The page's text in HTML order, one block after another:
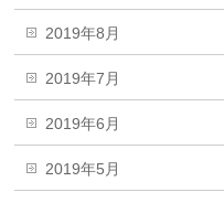
2019年8月
2019年7月
2019年6月
2019年5月